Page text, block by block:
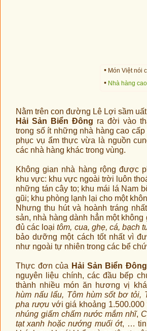
• Món Việt nói
• Nhà hàng
Nằm trên con đường Lê Lợi sầm
Hải Sản Biển Đông ra đời vào
trong số ít những nhà hàng cao
phục vụ ẩm thực vừa là nguồn
các nhà hàng khác trong vùng.
Không gian nhà hàng rộng được
khu vực: khu vực ngoài trời luôn
những tán cây to; khu mái lá Nam
gũi; khu phòng lạnh lại cho một
Nhưng thu hút và hoành tráng
sản, nhà hàng dành hẳn một
đủ các loạitôm, cua, ghẹ, cá, bạch
bảo dưỡng một cách tốt nhất vì
như ngoài tự nhiên trong các bể
Thực đơn của Hải Sản Biển Đông
nguyên liệu chính, các đầu bếp
thành nhiều món ăn hương vị
hùm nấu lẩu, Tôm hùm sốt bơ tỏi,
pha rượuvới giá khoảng
nhúng giấm chấm nước mắm nhĩ,
tạt xanh hoặc nướng muối ớt, … tin